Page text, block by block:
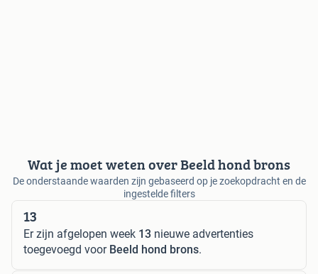
Wat je moet weten over Beeld hond brons
De onderstaande waarden zijn gebaseerd op je zoekopdracht en de
ingestelde filters
13
Er zijn afgelopen week 13 nieuwe advertenties
toegevoegd voor Beeld hond brons.